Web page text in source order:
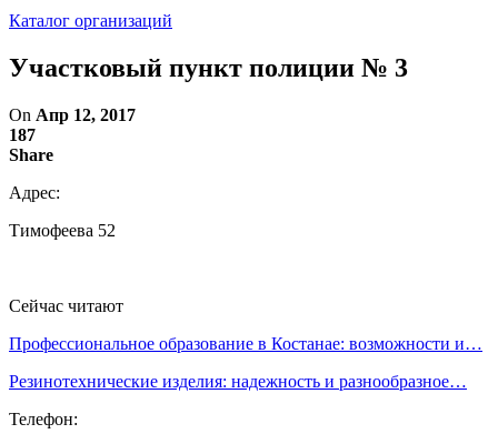
Каталог организаций
Участковый пункт полиции № 3
On Апр 12, 2017
187
Share
Адрес:
Тимофеева 52
Сейчас читают
Профессиональное образование в Костанае: возможности и…
Резинотехнические изделия: надежность и разнообразное…
Телефон: